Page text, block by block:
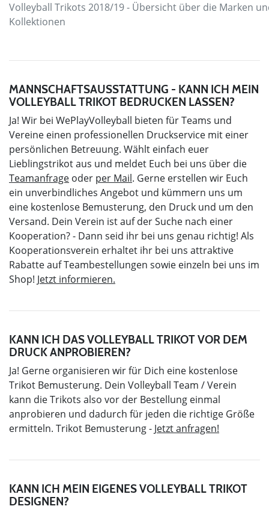
Volleyball Trikots 2018/19 - Übersicht über die Marken
Kollektionen
MANNSCHAFTSAUSSTATTUNG - KANN ICH MEIN
VOLLEYBALL TRIKOT BEDRUCKEN LASSEN?
Ja! Wir bei WePlayVolleyball bieten für Teams und
Vereine einen professionellen Druckservice mit einer
persönlichen Betreuung. Wählt einfach euer
Lieblingstrikot aus und meldet Euch bei uns über die
Teamanfrage oder per Mail. Gerne erstellen wir Euch
ein unverbindliches Angebot und kümmern uns um
eine kostenlose Bemusterung, den Druck und um den
Versand. Dein Verein ist auf der Suche nach einer
Kooperation? - Dann seid ihr bei uns genau richtig! Als
Kooperationsverein erhaltet ihr bei uns attraktive
Rabatte auf Teambestellungen sowie einzeln bei uns im
Shop! Jetzt informieren.
KANN ICH DAS VOLLEYBALL TRIKOT VOR DEM
DRUCK ANPROBIEREN?
Ja! Gerne organisieren wir für Dich eine kostenlose
Trikot Bemusterung. Dein Volleyball Team / Verein
kann die Trikots also vor der Bestellung einmal
anprobieren und dadurch für jeden die richtige Größe
ermitteln. Trikot Bemusterung - Jetzt anfragen!
KANN ICH MEIN EIGENES VOLLEYBALL TRIKOT
DESIGNEN?